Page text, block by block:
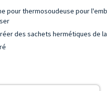
pour thermosoudeuse pour
des sachets hermétiques de